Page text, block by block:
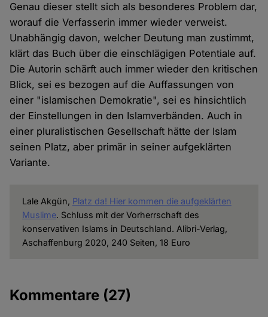
Genau dieser stellt sich als besonderes Problem dar,
worauf die Verfasserin immer wieder verweist.
Unabhängig davon, welcher Deutung man zustimmt,
klärt das Buch über die einschlägigen Potentiale auf.
Die Autorin schärft auch immer wieder den kritischen
Blick, sei es bezogen auf die Auffassungen von
einer "islamischen Demokratie", sei es hinsichtlich
der Einstellungen in den Islamverbänden. Auch in
einer pluralistischen Gesellschaft hätte der Islam
seinen Platz, aber primär in seiner aufgeklärten
Variante.
Lale Akgün, Platz da! Hier kommen die aufgeklärten
Muslime. Schluss mit der Vorherrschaft des
konservativen Islams in Deutschland. Alibri-Verlag,
Aschaffenburg 2020, 240 Seiten, 18 Euro
Kommentare (27)